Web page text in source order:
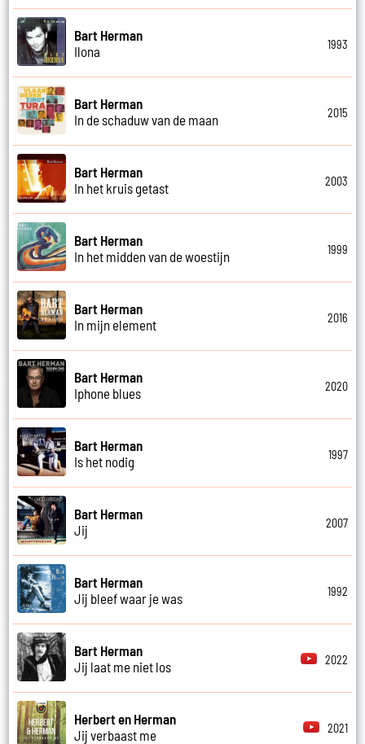
Bart Herman
Ilona
1993
Bart Herman
In de schaduw van de maan
2015
Bart Herman
In het kruis getast
2003
Bart Herman
In het midden van de woestijn
1999
Bart Herman
In mijn element
2016
Bart Herman
Iphone blues
2020
Bart Herman
Is het nodig
1997
Bart Herman
Jij
2007
Bart Herman
Jij bleef waar je was
1992
Bart Herman
Jij laat me niet los
2022
Herbert en Herman
Jij verbaast me
2021